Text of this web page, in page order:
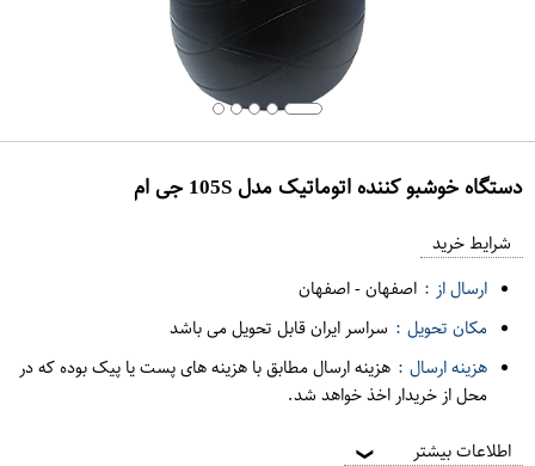
دستگاه خوشبو کننده اتوماتیک مدل 105S جی ام
ر
شرایط خرید
ارسال از : اصفهان-اصفهان
مکان تحویل : سراسر ایران قابل تحویل می باشد
هزینه ارسال : هزینه ارسال مطابق با هزینه های پست یا پیک بوده که در
محل از خریدار اخذ خواهد شد.
اطلاعات بیشتر ❯